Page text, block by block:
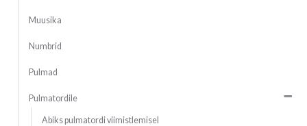
Muusika
Numbrid
Pulmad
Pulmatordile
Abiks pulmatordi viimistlemisel